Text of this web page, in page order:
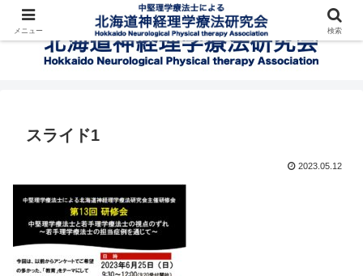
スライド1
2023.05.12
メニュー 検索